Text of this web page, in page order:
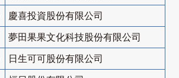
慶喜投資股份有限公司
夢田果果文化科技股份有限公司
日生可可股份有限公司